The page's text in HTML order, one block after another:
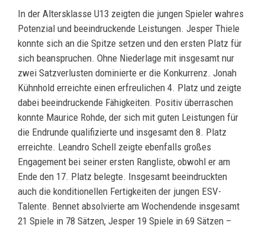
In der Altersklasse U13 zeigten die jungen Spieler wahres
Potenzial und beeindruckende Leistungen. Jesper Thiele
konnte sich an die Spitze setzen und den ersten Platz für
sich beanspruchen. Ohne Niederlage mit insgesamt nur
zwei Satzverlusten dominierte er die Konkurrenz. Jonah
Kühnhold erreichte einen erfreulichen 4. Platz und zeigte
dabei beeindruckende Fähigkeiten. Positiv überraschen
konnte Maurice Rohde, der sich mit guten Leistungen für
die Endrunde qualifizierte und insgesamt den 8. Platz
erreichte. Leandro Schell zeigte ebenfalls großes
Engagement bei seiner ersten Rangliste, obwohl er am
Ende den 17. Platz belegte. Insgesamt beeindruckten
auch die konditionellen Fertigkeiten der jungen ESV-
Talente. Bennet absolvierte am Wochendende insgesamt
21 Spiele in 78 Sätzen, Jesper 19 Spiele in 69 Sätzen –